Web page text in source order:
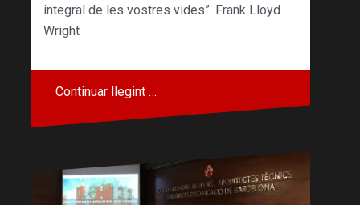
integral de les vostres vides”. Frank Lloyd
Wright
Continuar llegint …